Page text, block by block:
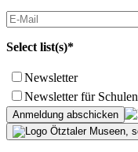
Select list(s)*
Newsletter
Newsletter für Schulen